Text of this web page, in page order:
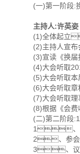
(一)第一阶段:
主持人:许英姿
(1)全体起立
(2)主持人宣
(3)宣读《换届
(4)大会听取
(5)大会听取
(6)大会听取
(7)大会听取
(8)根据《会
(二)第二阶段
1、地
2、参会
3、议